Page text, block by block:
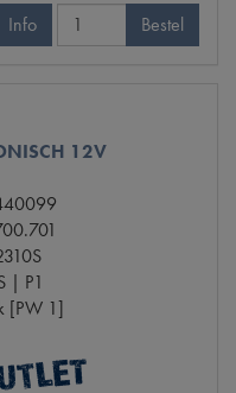
Info Bestel
12V
| P1
[PW 1]